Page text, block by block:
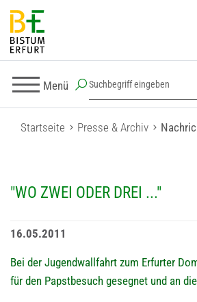
Menü
Startseite Presse & Archiv
"WO ZWEI ODER DREI ..."
16.05.2011
Bei der Jugendwallfahrt zum Erfurter
für den Papstbesuch gesegnet und an